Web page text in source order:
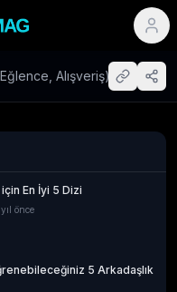
Alışveriş)
En İyi 5 Dizi
önce
5 Arkadaşlık